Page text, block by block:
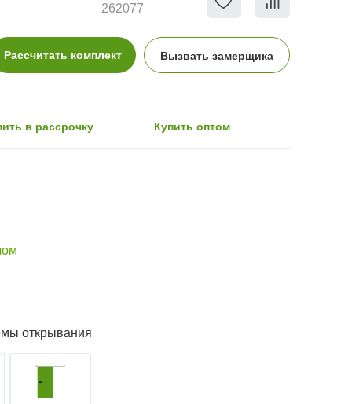
262077
Рассчитать комплект Вызвать замерщика
в рассрочку Купить оптом
открывания